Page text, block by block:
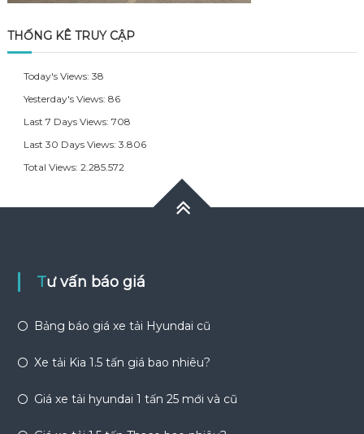
THỐNG KÊ TRUY CẬP
Today's Views: 38
Yesterday's Views: 86
Last 7 Days Views: 708
Last 30 Days Views: 3.806
Total Views: 2.285.572
Tư vấn báo giá
Bảng báo giá xe tải Hyundai cũ
Xe tải Kia 1.5 tấn giá bao nhiêu?
Giá xe tải hyundai 1 tấn 25 mới và cũ